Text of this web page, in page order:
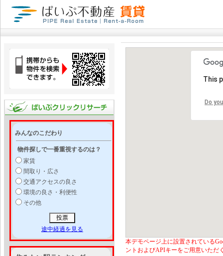
みんなのこだわり
物件探しで一番重視するのは？
家賃
間取り・広さ
交通アクセスの良さ
環境の良さ・利便性
その他
途中経過を見る
This
Do
本デモページ上に設置されている
ントおよびAPIキーをご用意いただ